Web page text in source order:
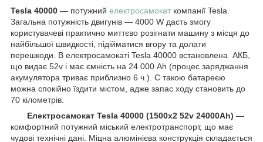
Tesla 40000 — потужний електросамокат компанії Tesla.
Загальна потужність двигунів — 4000 W дасть змогу
користувачеві практично миттєво розігнати машину з місця до
найбільшої швидкості, підійматися вгору та долати
перешкоди. В електросамокаті Tesla 40000 встановлена АКБ,
що видає 52v і має ємність на 24 000 Ah (процес заряджання
акумулятора триває приблизно 6 ч.). C такою батареєю
можна спокійно їздити містом, адже запас ходу становить до
70 кілометрів.
Електросамокат Tesla 40000 (1500х2 52v 24000Ah) —
комфортний потужний міський електротранспорт, що має
чудові технічні дані. Міцна алюмінієва конструкція складається